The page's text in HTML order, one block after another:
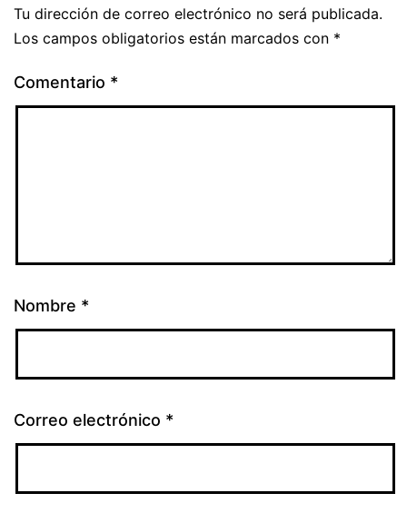
Tu dirección de correo electrónico no será publicada.
Los campos obligatorios están marcados con *
Comentario *
Nombre *
Correo electrónico *